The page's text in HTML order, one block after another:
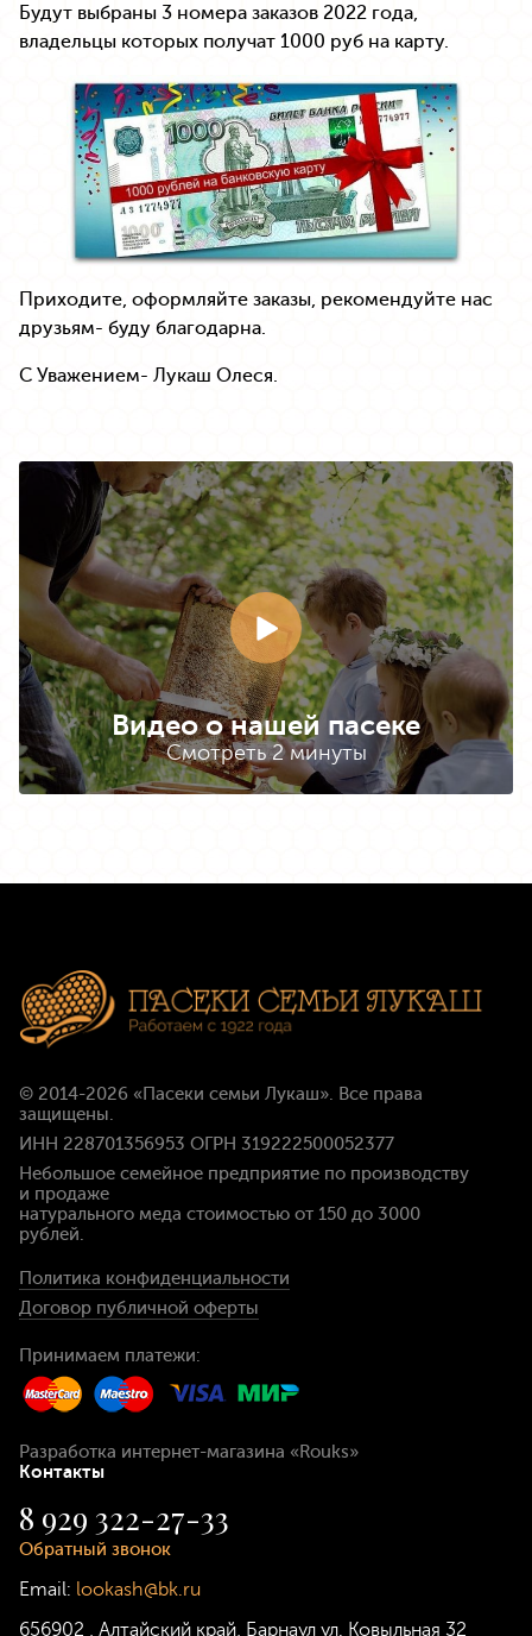
Будут выбраны 3 номера заказов 2022 года,
владельцы которых получат 1000 руб на карту.
Приходите, оформляйте заказы, рекомендуйте нас
друзьям- буду благодарна.
С Уважением- Лукаш Олеся.
Видео о нашей пасеке
Смотреть 2 минуты
© 2014-2026 «Пасеки семьи Лукаш» . Все права
защищены.
ИНН 228701356953 ОГРН 319222500052377
Небольшое семейное предприятие по производству
и продаже
натурального меда стоимостью от 150 до 3000
рублей
Политика конфиденциальности
Договор публичной оферты
Принимаем платежи:
Разработка интернет-магазина «Rouks»
Контакты
8 929 322-27-33
Обратный звонок
Email: lookash@bk.ru
656902
Алтайский край, Барнаул ул. Ковыльная 32